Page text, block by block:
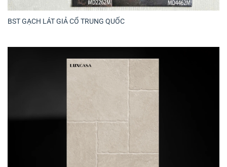
BST GẠCH LÁT GIẢ CỔ TRUNG QUỐC